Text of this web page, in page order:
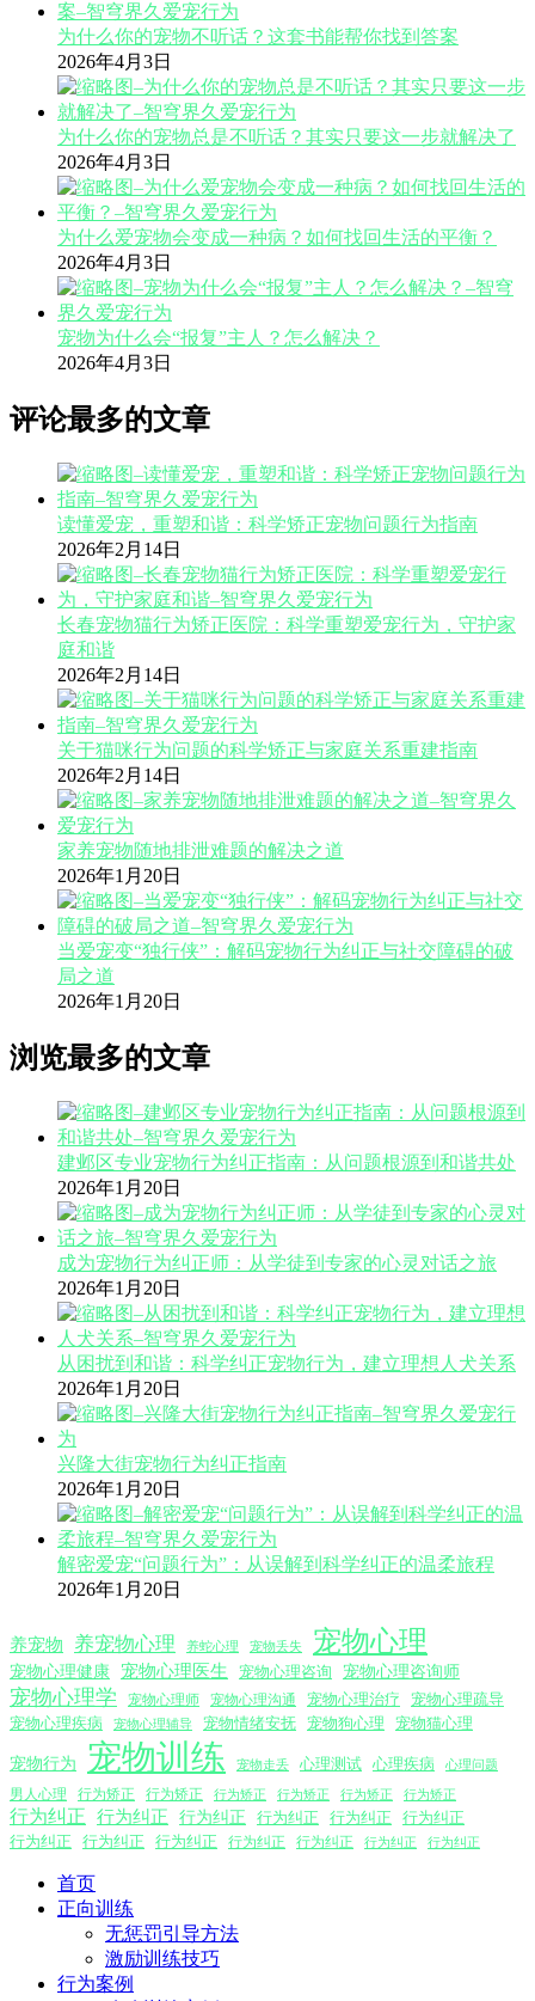
为什么你的宠物不听话？这套书能帮你找到答案
2026年4月3日
为什么你的宠物总是不听话？其实只要这一步就解决了
2026年4月3日
为什么爱宠物会变成一种病？如何找回生活的平衡？
2026年4月3日
宠物为什么会“报复”主人？怎么解决？
2026年4月3日
评论最多的文章
读懂爱宠，重塑和谐：科学矫正宠物问题行为指南
2026年2月14日
长春宠物猫行为矫正医院：科学重塑爱宠行为，守护家
庭和谐
2026年2月14日
关于猫咪行为问题的科学矫正与家庭关系重建指南
2026年2月14日
家养宠物随地排泄难题的解决之道
2026年1月20日
当爱宠变“独行侠”：解码宠物行为纠正与社交障碍的破
局之道
2026年1月20日
浏览最多的文章
建邺区专业宠物行为纠正指南：从问题根源到和谐共处
2026年1月20日
成为宠物行为纠正师：从学徒到专家的心灵对话之旅
2026年1月20日
从困扰到和谐：科学纠正宠物行为，建立理想人犬关系
2026年1月20日
兴隆大街宠物行为纠正指南
2026年1月20日
解密爱宠“问题行为”：从误解到科学纠正的温柔旅程
2026年1月20日
养宠物 养宠物心理 养蛇心理 宠物丢失 宠物心理
宠物心理健康 宠物心理医生 宠物心理咨询 宠物心理咨询师
宠物心理学 宠物心理师 宠物心理沟通 宠物心理治疗
宠物心理疏导
宠物心理疾病
宠物心理辅导 宠物情绪安抚 宠物狗心理 宠物猫心理
宠物行为 宠物训练 宠物走丢 心理测试 心理疾病 心理问题
男人心理 行为矫正 行为矫正 行为矫正 行为矫正 行为矫正 行为矫正
行为纠正 行为纠正 行为纠正 行为纠正 行为纠正
行为纠正
行为纠正
行为纠正 行为纠正 行为纠正 行为纠正 行为纠正 行为纠正
首页
正向训练
无惩罚引导方法
激励训练技巧
行为案例